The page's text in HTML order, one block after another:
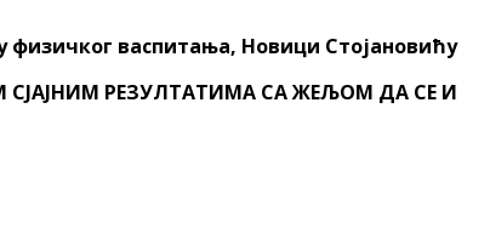
васпитања, Новици Стојановићу
РЕЗУЛТАТИМА СА ЖЕЉОМ ДА СЕ И